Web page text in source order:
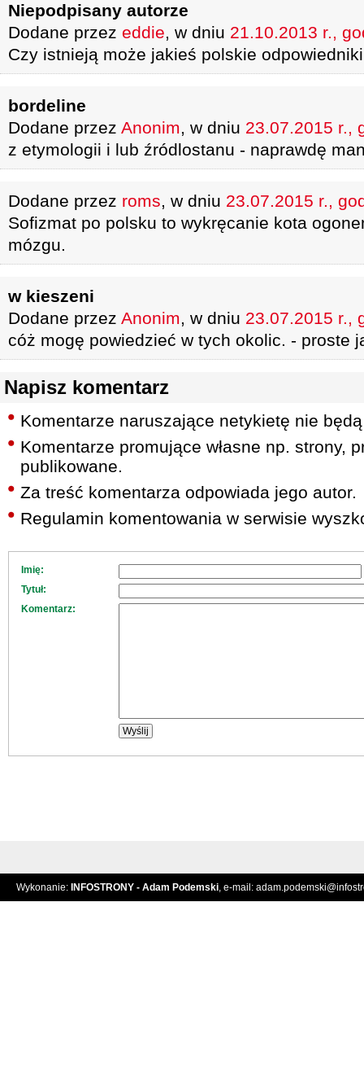
Niepodpisany autorze
Dodane przez eddie, w dniu 21.10.2013 r.,
Czy istnieją może jakieś polskie
bordeline
Dodane przez Anonim, w dniu 23.07.2015 r.,
z etymologii i lub źródlostanu - naprawdę
Dodane przez roms, w dniu 23.07.2015 r.,
Sofizmat po polsku to wykręcanie kota
mózgu.
w kieszeni
Dodane przez Anonim, w dniu 23.07.2015 r.,
cóż mogę powiedzieć w tych okolic. - proste
Napisz komentarz
Komentarze naruszające netykietę nie
Komentarze promujące własne np. strony,
publikowane.
Za treść komentarza odpowiada jego autor.
Regulamin komentowania w serwisie
Imię:
Tytuł:
Komentarz:
Wykonanie: INFOSTRONY - Adam Podemski, e-mail: